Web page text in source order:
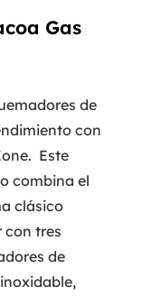
Gas
de
con
Este
combina el
clásico
con tres
de